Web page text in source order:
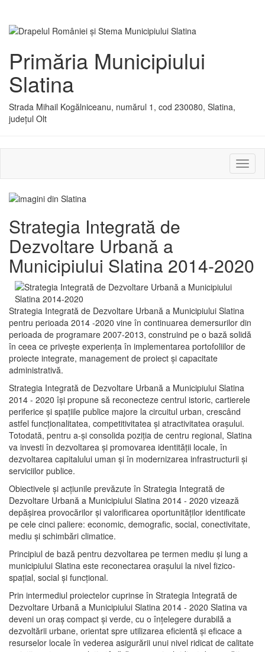
Primăria Municipiului
Slatina
Strada Mihail Kogălniceanu, numărul 1, cod 230080, Slatina,
județul Olt
sau
Strategia Integrată de
Dezvoltare Urbană a
Municipiului Slatina 2014-2020
Strategia Integrată de Dezvoltare Urbană a Municipiului Slatina
pentru perioada 2014 -2020 vine în continuarea demersurilor din
perioada de programare 2007-2013, construind pe o bază solidă
în ceea ce priveşte experienţa în implementarea portofoliilor de
proiecte integrate, management de proiect și capacitate
administrativă.
Strategia Integrată de Dezvoltare Urbană a Municipiului Slatina
2014 - 2020 își propune să reconecteze centrul istoric, cartierele
periferice şi spaţiile publice majore la circuitul urban, crescând
astfel funcţionalitatea, competitivitatea şi atractivitatea oraşului.
Totodată, pentru a-şi consolida poziţia de centru regional, Slatina
va investi în dezvoltarea şi promovarea identităţii locale, în
dezvoltarea capitalului uman şi în modernizarea infrastructurii şi
serviciilor publice.
Obiectivele şi acţiunile prevăzute în Strategia Integrată de
Dezvoltare Urbană a Municipiului Slatina 2014 - 2020 vizează
depășirea provocărilor şi valorificarea oportunităţilor identificate
pe cele cinci paliere: economic, demografic, social, conectivitate,
mediu şi schimbări climatice.
Principiul de bază pentru dezvoltarea pe termen mediu şi lung a
municipiului Slatina este reconectarea oraşului la nivel fizico-
spaţial, social şi funcţional.
Prin intermediul proiectelor cuprinse în Strategia Integrată de
Dezvoltare Urbană a Municipiului Slatina 2014 - 2020 Slatina va
deveni un oraş compact şi verde, cu o înţelegere durabilă a
dezvoltării urbane, orientat spre utilizarea eficientă şi eficace a
resurselor locale în vederea asigurării unui nivel ridicat de calitate